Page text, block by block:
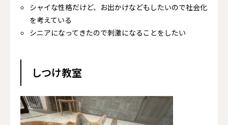
シャイな性格だけど、お出かけなどもしたいので社会化
を考えている
シニアになってきたので刺激になることをしたい
しつけ教室